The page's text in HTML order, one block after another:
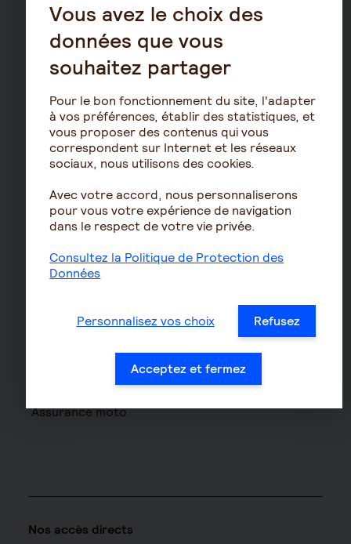
Rente viagère
Retraite
Résidence avec services
pour seniors
Le fonctionnement de
la retraite
Les démarches de départ
à la retraite
Les déclarations sociales
pour les entreprises
Assurance auto
Assurance propriétaire
Responsabilité civile Pro
Assurance moto
Nos accès directs
Vous avez le choix des
données que vous
souhaitez partager
Pour le bon fonctionnement du site, l'adapter
à vos préférences, établir des statistiques, et
vous proposer des contenus qui vous
correspondent sur Internet et les réseaux
sociaux, nous utilisons des cookies.
Avec votre accord, nous personnaliserons
pour vous votre expérience de navigation
dans le respect de votre vie privée.
Consultez la Politique de Protection des
Données
Personnalisez vos choix Refusez
Acceptez et fermez